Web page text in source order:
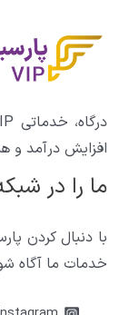
افزایش درآمد و
ما را در
خدمات ما آگاه